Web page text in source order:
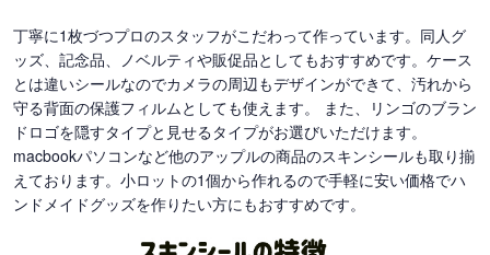
丁寧に1枚づつプロのスタッフがこだわって作っています。同人グ
ッズ、記念品、ノベルティや販促品としてもおすすめです。ケース
とは違いシールなのでカメラの周辺もデザインができて、汚れから
守る背面の保護フィルムとしても使えます。 また、リンゴのブラン
ドロゴを隠すタイプと見せるタイプがお選びいただけます。
macbookパソコンなど他のアップルの商品のスキンシールも取り揃
えております。小ロットの1個から作れるので手軽に安い価格でハ
ンドメイドグッズを作りたい方にもおすすめです。